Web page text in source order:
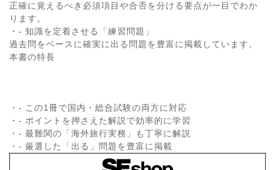
正確に覚えるべき必須項目や合否を分ける要点が一目でわか
ります。
・- 知識を定着させる「練習問題」
過去問をベースに確実に出る問題を豊富に掲載しています。
本書の特長
・- この1冊で国内・総合試験の両方に対応
・- ポイントを押さえた解説で効率的に学習
・- 最難関の「海外旅行実務」も丁寧に解説
・- 厳選した「出る」問題を豊富に掲載